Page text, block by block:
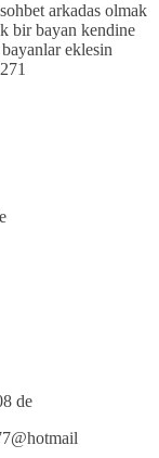
arkadas olmak
bir bayan kendine
eklesin
de